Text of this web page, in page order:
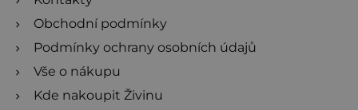
Obchodní podmínky
Podmínky ochrany osobních údajů
Vše o nákupu
Kde nakoupit Živinu